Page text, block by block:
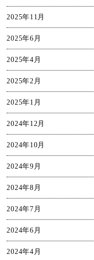
2025年11月
2025年6月
2025年4月
2025年2月
2025年1月
2024年12月
2024年10月
2024年9月
2024年8月
2024年7月
2024年6月
2024年4月